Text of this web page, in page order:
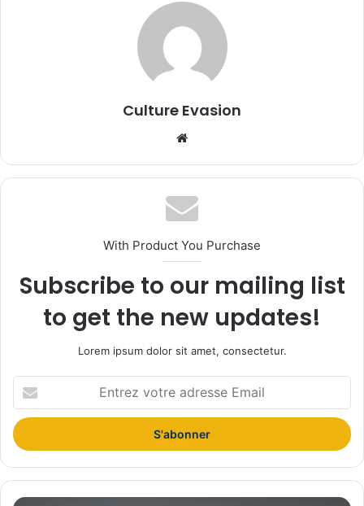
Culture Evasion
te
With Product You Purchase
Subscribe to our mailing list
to get the new updates!
Lorem ipsum dolor sit amet, consectetur.
r
e
z
o